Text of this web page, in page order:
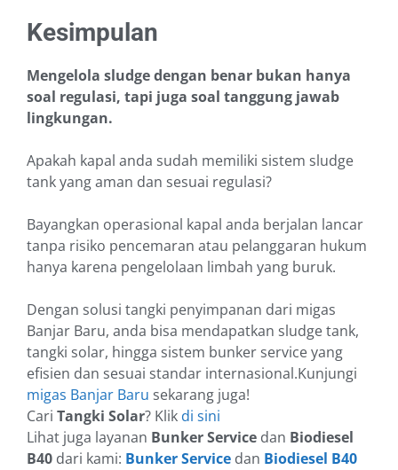
Kesimpulan
Mengelola sludge dengan benar bukan hanya
soal regulasi, tapi juga soal tanggung jawab
lingkungan.
Apakah kapal anda sudah memiliki sistem sludge
tank yang aman dan sesuai regulasi?
Bayangkan operasional kapal anda berjalan lancar
tanpa risiko pencemaran atau pelanggaran hukum
hanya karena pengelolaan limbah yang buruk.
Dengan solusi tangki penyimpanan dari migas
Banjar Baru, anda bisa mendapatkan sludge tank,
tangki solar, hingga sistem bunker service yang
efisien dan sesuai standar internasional.Kunjungi
migas Banjar Baru sekarang juga!
Cari Tangki Solar? Klik di sini
Lihat juga layanan Bunker Service dan Biodiesel
B40 dari kami: Bunker Service dan Biodiesel B40